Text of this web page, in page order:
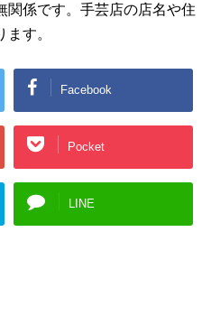
関係です。手芸店の店名や住
す。
Facebook
Pocket
LINE